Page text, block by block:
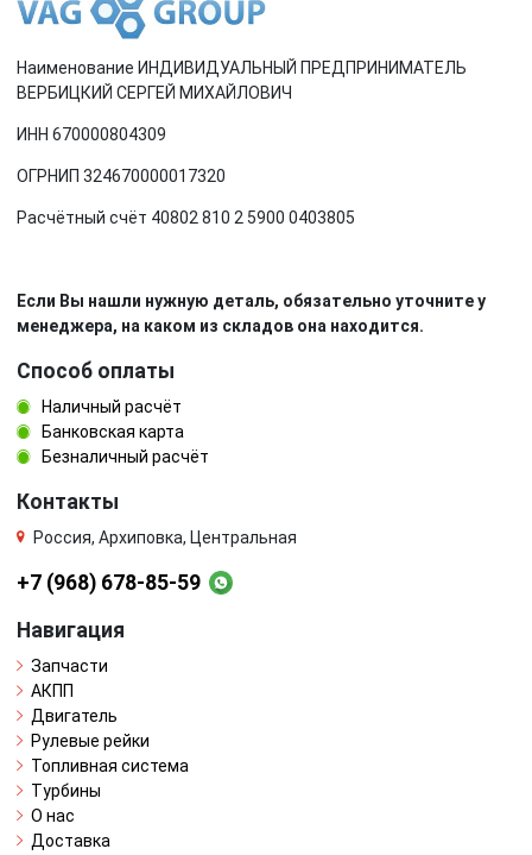
Toyota
Volvo
Наименование ИНДИВИДУАЛЬНЫЙ ПРЕДПРИНИМАТЕЛЬ
ВЕРБИЦКИЙ СЕРГЕЙ МИХАЙЛОВИЧ
ИНН 670000804309
ОГРНИП 324670000017320
Расчётный счёт 40802 810 2 5900 0403805
Если Вы нашли нужную деталь, обязательно уточните у
менеджера, на каком из складов она находится.
Способ оплаты
Наличный расчёт
Банковская карта
Безналичный расчёт
Контакты
Россия, Архиповка, Центральная
+7 (968) 678-85-59
Навигация
Запчасти
АКПП
Двигатель
Рулевые рейки
Топливная система
Турбины
О нас
Доставка